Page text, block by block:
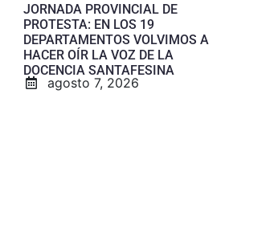
JORNADA PROVINCIAL DE
PROTESTA: EN LOS 19
DEPARTAMENTOS VOLVIMOS A
HACER OÍR LA VOZ DE LA
DOCENCIA SANTAFESINA
agosto 7, 2026